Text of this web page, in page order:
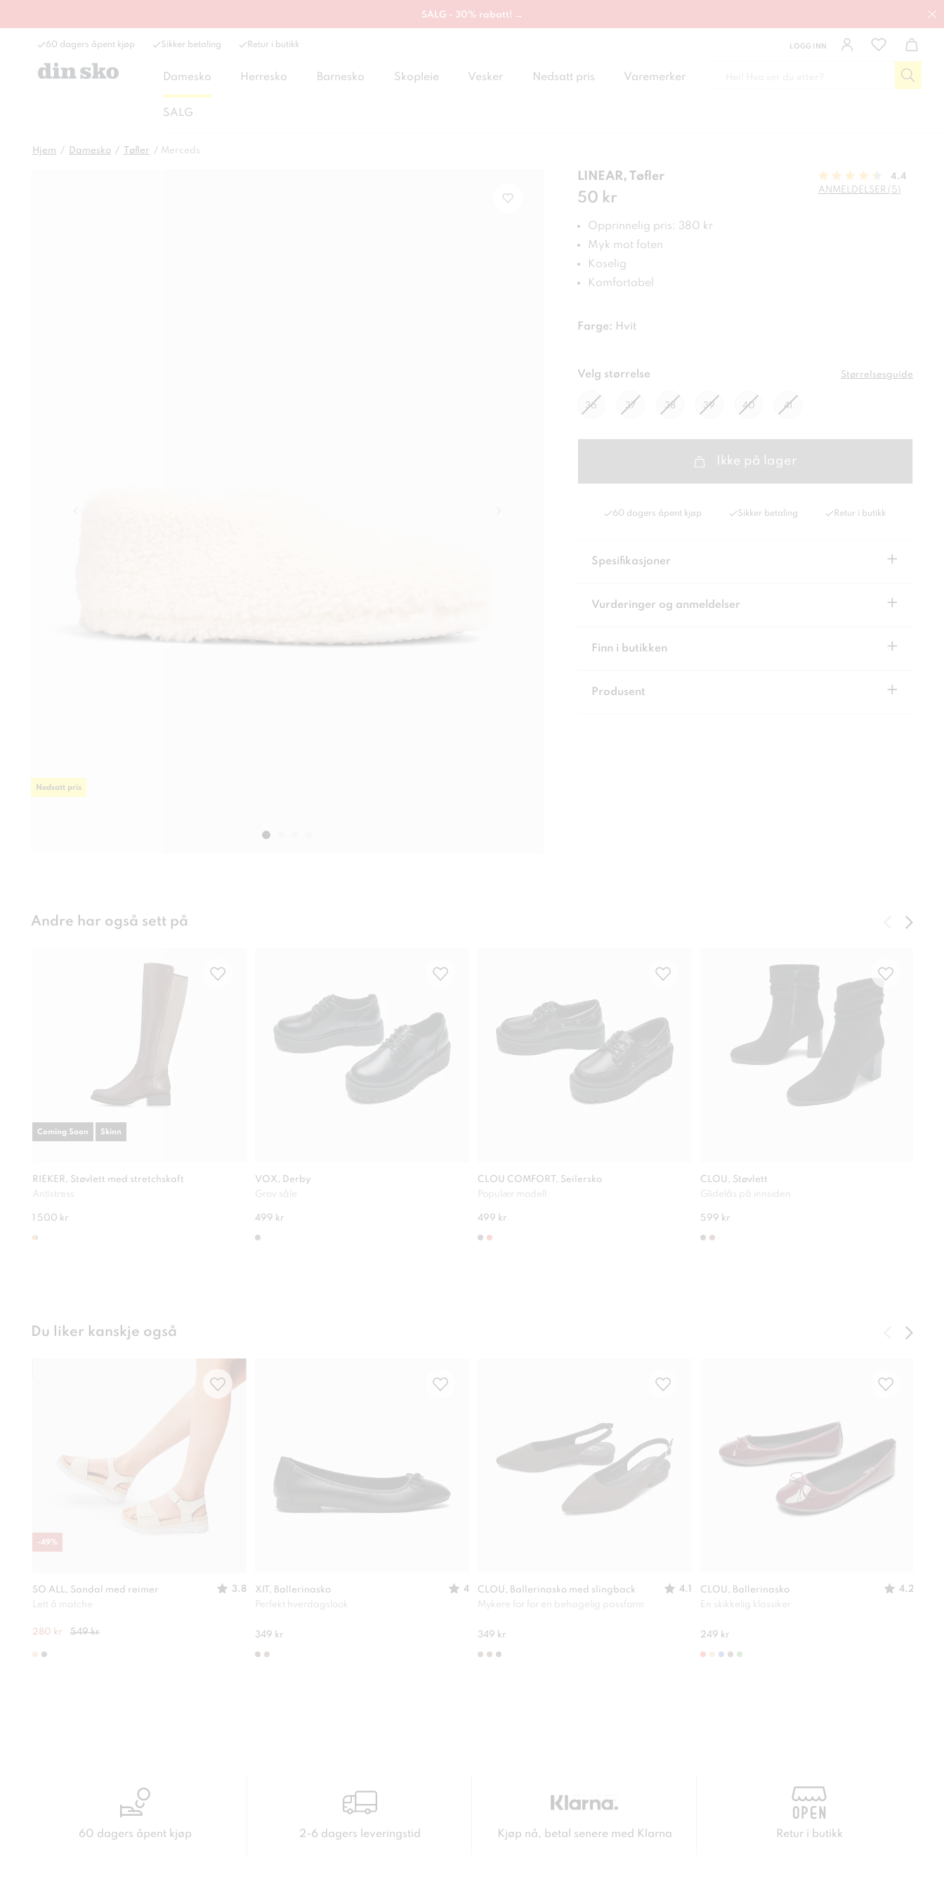
SALG - 30% rabatt! →
60 dagers åpent kjøp Sikker betaling Retur i butikk LOGG INN
Damesko Herresko Barnesko Skopleie Vesker Nedsatt pris Varemerker
SALG
Hjem Damesko Tøfler Merceds
Nedsatt pris
LINEAR, Tøfler
Pris :50 kr
50 kr
4.4
ANMELDELSER (5)
Opprinnelig pris: 380 kr
Myk mot foten
Koselig
Komfortabel
Farge: Hvit
Velg størrelse Størrelsesguide
36 37 38 39 40 41
Ikke på lager
60 dagers åpent kjøp Sikker betaling Retur i butikk
Spesifikasjoner +
Vurderinger og anmeldelser +
Finn i butikken +
Produsent +
Andre har også sett på
RIEKER, Støvlett med stretchskaft
Antistress
1 500 kr
Coming Soon Skinn
VOX, Derby
Grov såle
499 kr
CLOU COMFORT, Seilersko
Populær modell
499 kr
CLOU, Støvlett
Glidelås på innsiden
599 kr
Du liker kanskje også
SO ALL, Sandal med reimer
3.8
Lett å matche
280 kr 549 kr
-49%
XIT, Ballerinasko
4
Perfekt hverdagslook
349 kr
CLOU, Ballerinasko med slingback
4.1
Mykere for for en behagelig passform
349 kr
CLOU, Ballerinasko
4.2
En skikkelig klassiker
249 kr
60 dagers åpent kjøp 2-6 dagers leveringstid Kjøp nå, betal senere med Klarna Retur i butikk